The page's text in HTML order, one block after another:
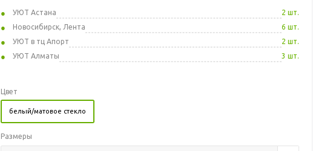
УЮТ Астана
2 шт.
Новосибирск, Лента
6 шт.
УЮТ в тц Апорт
2 шт.
УЮТ Алматы
3 шт.
Цвет
белый/матовое стекло
Размеры